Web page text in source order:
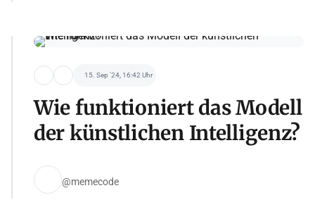
15. Sep '24, 16:42 Uhr
Wie funktioniert das Modell
der künstlichen Intelligenz?
@memecode